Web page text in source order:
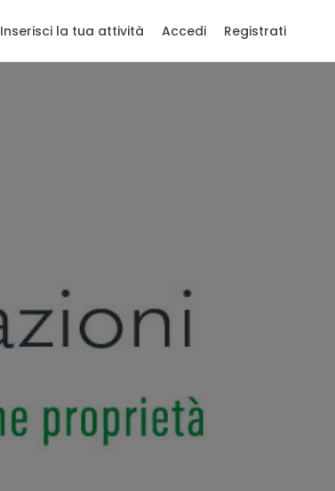
Inserisci la tua attività Accedi Registrati